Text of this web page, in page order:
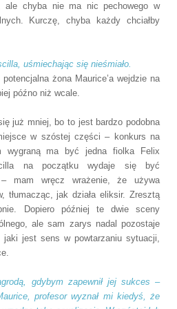
ale chyba nie ma nic pechowego w
Kurczę, chyba każdy chciałby
uśmiechając się nieśmiało.
żona Maurice’a wejdzie na
późno niż wcale.
już mniej, bo to jest bardzo podobna
w szóstej części – konkurs na
wygraną ma być jedna fiolka Felix
na początku wydaje się być
– mam wręcz wrażenie, że używa
tłumacząc, jak działa eliksir. Zresztą
Dopiero później te dwie sceny
ale sam zarys nadal pozostaje
jest sens w powtarzaniu sytuacji,
gdybym zapewnił jej sukces –
profesor wyznał mi kiedyś, że